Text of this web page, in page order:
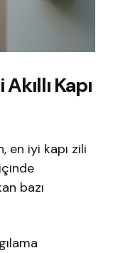
Kapı
en iyi kapı zili
bazı